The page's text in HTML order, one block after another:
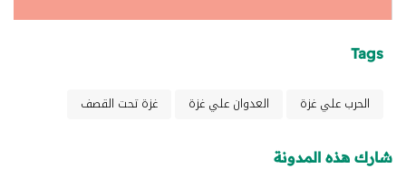
Tags
الحرب علي غزة العدوان علي غزة غزة تحت القصف
شارك هذه المدونة